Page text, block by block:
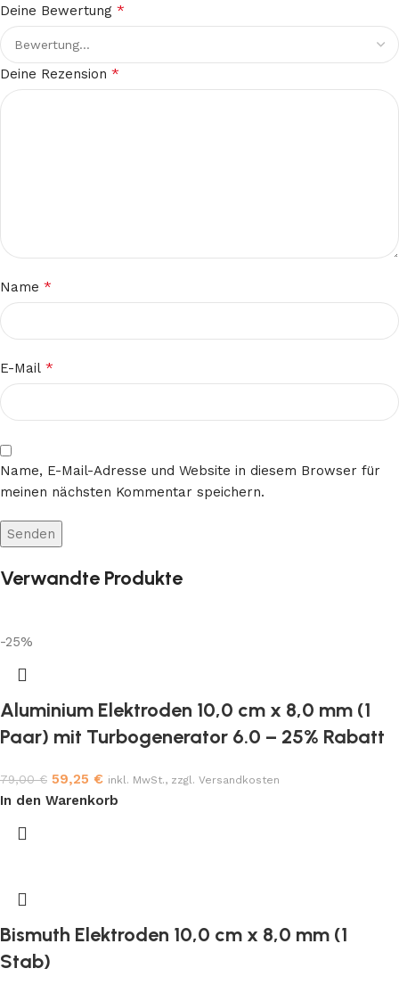
Deine Bewertung *
Deine Rezension *
Name *
E-Mail *
Name, E-Mail-Adresse und Website in diesem Browser für
meinen nächsten Kommentar speichern.
Verwandte Produkte
-25%
Aluminium Elektroden 10,0 cm x 8,0 mm (1
Paar) mit Turbogenerator 6.0 – 25% Rabatt
79,00€ 59,25 € inkl. MwSt., zzgl. Versandkosten
In den Warenkorb
Bismuth Elektroden 10,0 cm x 8,0 mm (1
Stab)